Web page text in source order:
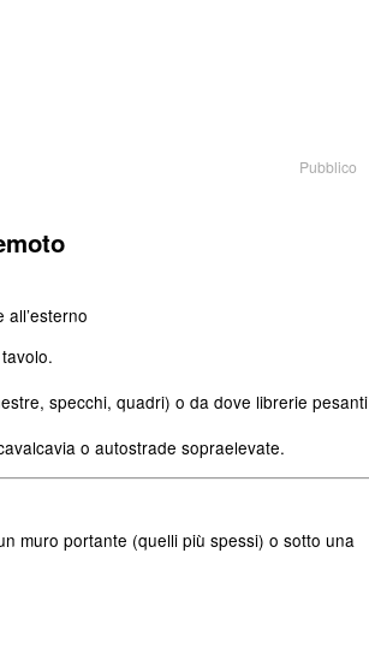
Pubblico
all’esterno
specchi, quadri) o da dove librerie pesanti
o autostrade sopraelevate.
muro portante (quelli più spessi) o sotto una